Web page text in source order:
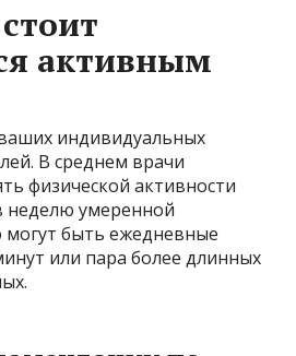
активным
индивидуальных
В среднем врачи
физической активности
неделю умеренной
могут быть ежедневные
или пара более длинных